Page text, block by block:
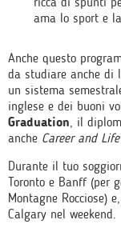
ama lo sport e
Anche questo
da studiare anche di
un sistema
inglese e dei buoni
Graduation, il
anche Career and
Durante il tuo
Toronto e Banff (per
Montagne Rocciose)
Calgary nel weekend.